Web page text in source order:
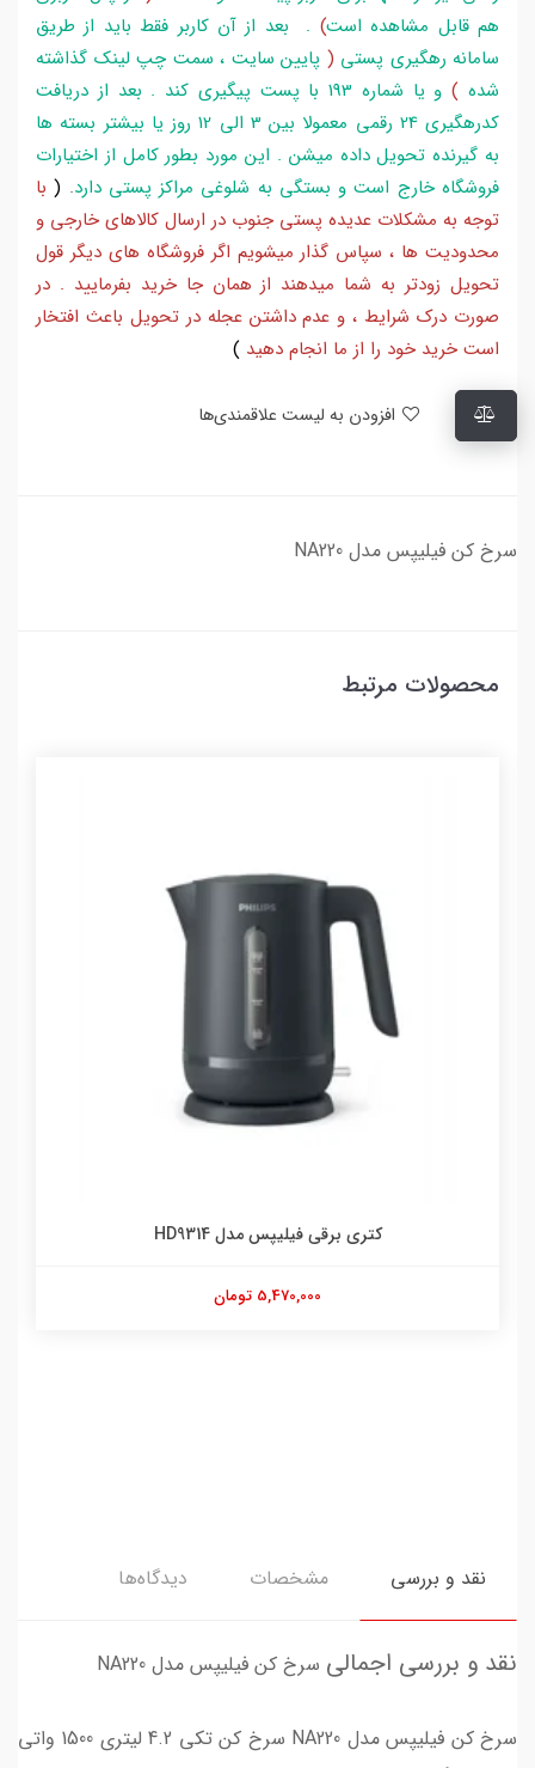
هم قابل مشاهده است) . بعد از آن کاربر فقط باید از طریق
سامانه رهگیری پستی ( پایین سایت ، سمت چپ لینک گذاشته
شده )
و یا شماره 193 با پست پیگیری کند . بعد از دریافت
کدرهگیری 24 رقمی معمولا بین 3 الی 12 روز یا بیشتر بسته ها
به گیرنده تحویل داده میشن . این مورد بطور کامل از اختیارات
فروشگاه خارج است و بستگی به شلوغی مراکز پستی دارد.
(با
توجه به مشکلات عدیده پستی جنوب در ارسال کالاهای خارجی و
محدودیت ها ، سپاس گذار میشویم اگر فروشگاه های دیگر قول
تحویل زودتر به شما میدهند از همان جا خرید بفرمایید . در
صورت درک شرایط ، و عدم داشتن عجله در تحویل باعث افتخار
است خرید خود را از ما انجام دهید )
سرخ کن فیلیپس مدل NA220
محصولات مرتبط
کتری برقی فیلیپس مدل HD9314
5,470,000 تومان
نقد و بررسی مشخصات دیدگاه‌ها
نقد و بررسی اجمالی سرخ کن فیلیپس مدل NA220
سرخ کن فیلیپس مدل NA220 سرخ کن تکی 4.2 لیتری 1500 واتی